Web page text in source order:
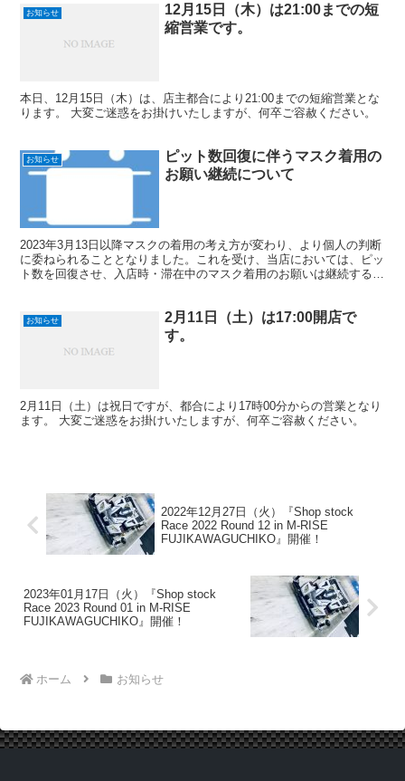
お知らせ
12月15日（木）は21:00までの短
縮営業です。
本日、12月15日（木）は、店主都合により21:00までの短縮営業とな
ります。 大変ご迷惑をお掛けいたしますが、何卒ご容赦ください。
お知らせ
ピット数回復に伴うマスク着用の
お願い継続について
2023年3月13日以降マスクの着用の考え方が変わり、より個人の判断
に委ねられることとなりました。これを受け、当店においては、ピッ
ト数を回復させ、入店時・滞在中のマスク着用のお願いは継続するこ
お知らせ
2月11日（土）は17:00開店で
す。
2月11日（土）は祝日ですが、都合により17時00分からの営業となり
ます。 大変ご迷惑をお掛けいたしますが、何卒ご容赦ください。
2022年12月27日（火）『Shop stock
Race 2022 Round 12 in M-RISE
FUJIKAWAGUCHIKO』開催！
2023年01月17日（火）『Shop stock
Race 2023 Round 01 in M-RISE
FUJIKAWAGUCHIKO』開催！
ホーム お知らせ